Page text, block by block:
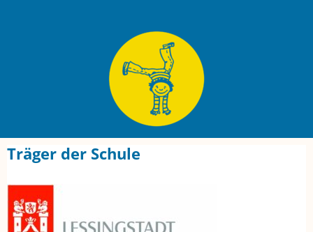
Träger der Schule